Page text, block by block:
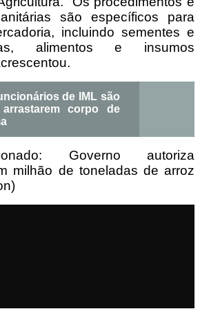
são específicos para
incluindo sementes e
alimentos e insumos
de IML são
corpo de
: Governo autoriza
milhão de toneladas de arroz